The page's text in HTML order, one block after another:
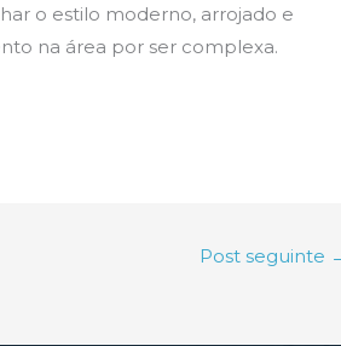
o estilo moderno, arrojado e
na área por ser complexa.
Post seguinte